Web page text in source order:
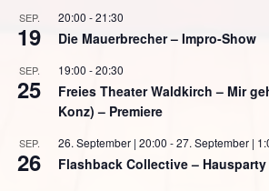
SEP.
19
20:00 -21:30
Die Mauerbrecher – Impro-Show
SEP.
25
19:00 -20:30
Freies Theater Waldkirch – Mir
Konz) – Premiere
SEP.
26
26. September | 20:00 -27. September |
Flashback Collective –